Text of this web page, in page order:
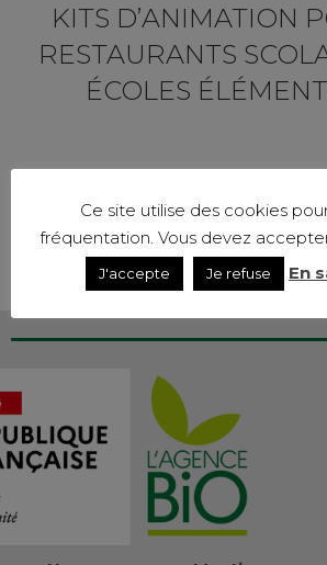
KITS D’ANIMATION
RESTAURANTS
ÉCOLES
Ce site utilise des cookies
fréquentation. Vous devez
J'accepte Je refuse En